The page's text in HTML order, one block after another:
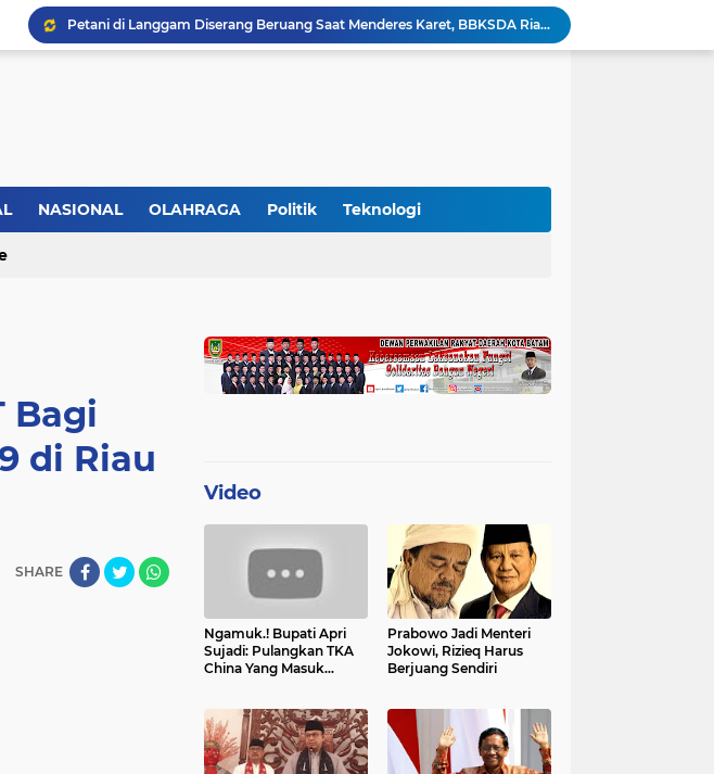
Petani di Langgam Diserang Beruang Saat Menderes Karet, BBKSDA Riau Bergerak ke Lokasi
Kapolres Pelalawan Pimpin Pemadaman Karhutla, Tim Gabungan Berjibaku Jinakkan Api di Kerumutan
Gajah Legendaris Jovi Tutup Usia, BBKSDA Riau Kehilangan Pejuang Konservasi Andalan
NASIONAL OLAHRAGA Politik Teknologi
Bagi
di Riau
SHARE
Video
Ngamuk.! Bupati Apri
Sujadi: Pulangkan TKA
China Yang Masuk
Prabowo Jadi Menteri
Jokowi, Rizieq Harus
Berjuang Sendiri